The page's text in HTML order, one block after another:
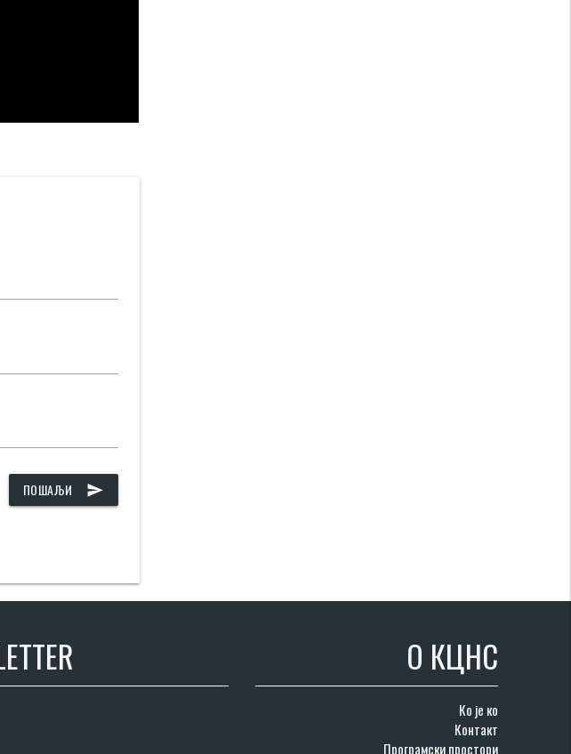
ПОШАЉИ send
О КЦНС
Ко је ко
Контакт
Програмски простори